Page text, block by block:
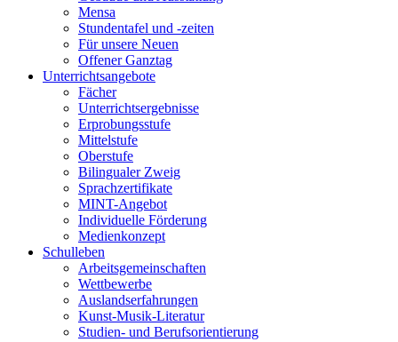
Mensa
Stundentafel und -zeiten
Für unsere Neuen
Offener Ganztag
Unterrichtsangebote
Fächer
Unterrichtsergebnisse
Erprobungsstufe
Mittelstufe
Oberstufe
Bilingualer Zweig
Sprachzertifikate
MINT-Angebot
Individuelle Förderung
Medienkonzept
Schulleben
Arbeitsgemeinschaften
Wettbewerbe
Auslandserfahrungen
Kunst-Musik-Literatur
Studien- und Berufsorientierung